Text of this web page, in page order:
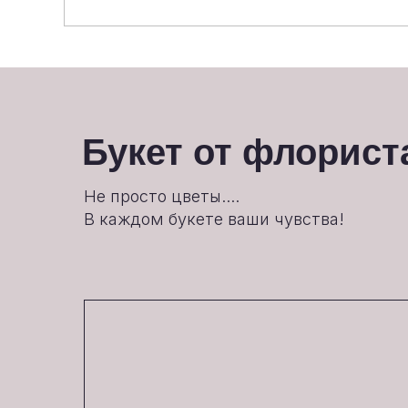
Букет от
Не просто цветы....
В каждом букете ваши чувства!